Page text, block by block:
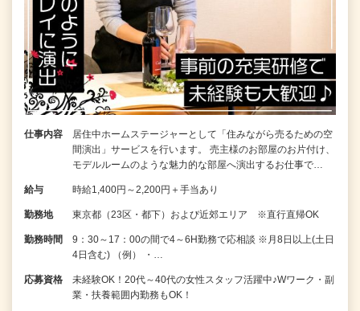
仕事内容
居住中ホームステージャーとして「住みながら売るための空
間演出」サービスを行います。 売主様のお部屋のお片付け、
モデルルームのような魅力的な部屋へ演出するお仕事で…
給与 時給1,400円～2,200円＋手当あり
勤務地 東京都（23区・都下）および近郊エリア ※直行直帰OK
勤務時間
9：30～17：00の間で4～6H勤務で応相談 ※月8日以上(土日
4日含む) （例） ・…
応募資格
未経験OK！20代～40代の女性スタッフ活躍中♪Wワーク・副
業・扶養範囲内勤務もOK！